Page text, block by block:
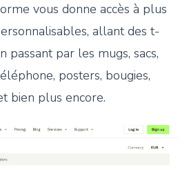
vous donne accès à plus
allant des t-
passant par les mugs, sacs,
posters, bougies,
bien plus encore.